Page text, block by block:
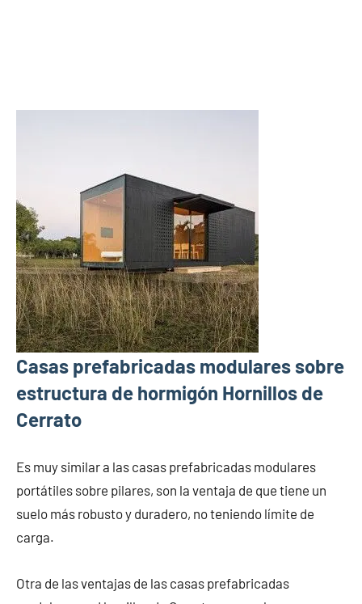
Casas prefabricadas modulares sobre
estructura de hormigón Hornillos de
Cerrato
Es muy similar a las casas prefabricadas modulares
portátiles sobre pilares, son la ventaja de que tiene un
suelo más robusto y duradero, no teniendo límite de
carga.
Otra de las ventajas de las casas prefabricadas